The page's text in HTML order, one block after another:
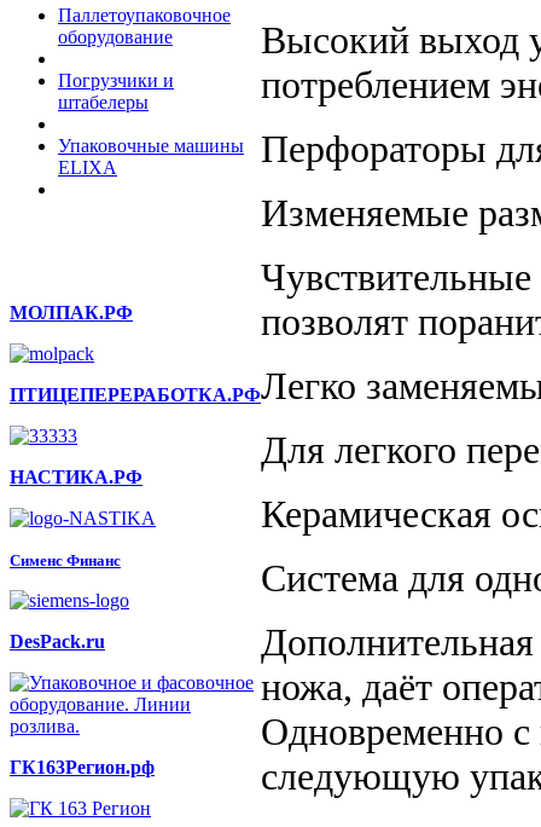
Паллетоупаковочное
оборудование
Погрузчики и
штабелеры
Упаковочные машины
ELIXA
МОЛПАК.РФ
ПТИЦЕПЕРЕРАБОТКА.РФ
НАСТИКА.РФ
Сименс Финанс
DesPack.ru
ГК163Регион.рф
Высокий выход
потреблением
Перфораторы
Изменяемые
позволят
Легко
Для легкого
Керамическая
Система для
ножа, даёт
Одновременно с
следующую